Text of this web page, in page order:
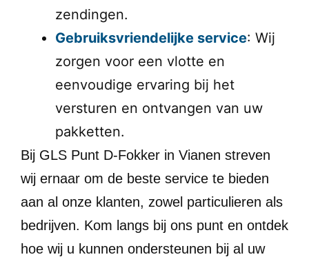
zendingen.
Gebruiksvriendelijke service: Wij
zorgen voor een vlotte en
eenvoudige ervaring bij het
versturen en ontvangen van uw
pakketten.
Bij GLS Punt D-Fokker in Vianen streven
wij ernaar om de beste service te bieden
aan al onze klanten, zowel particulieren als
bedrijven. Kom langs bij ons punt en ontdek
hoe wij u kunnen ondersteunen bij al uw